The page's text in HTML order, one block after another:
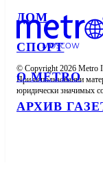
ДОМ
СПОРТ
О METRO
АРХИВ
© Copyright 2026 Metro
При использовании
юридически значимых